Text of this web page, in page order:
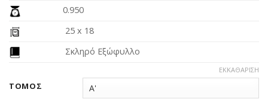
0.950
25 x 18
Σκληρό Εξώφυλλο
ΤΌΜΟΣ
ΕΚΚΑΘΆΡΙΣΗ